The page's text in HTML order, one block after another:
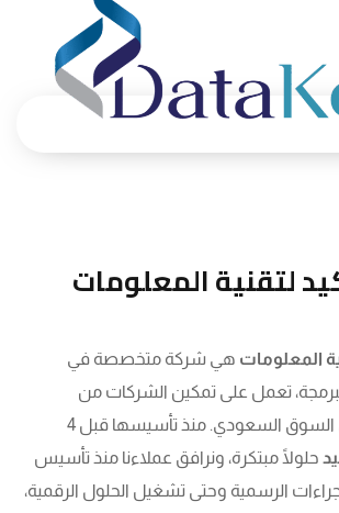
لتقنية المعلومات
المعلومات هي شركة متخصصة في
تعمل على تمكين الشركات من
الانطلاق والنمو في السوق السعودي. منذ تأسيسها قبل 4
حلولًا مبتكرة، ونرافق عملاءنا منذ تأسيس
الرسمية وحتى تشغيل الحلول الرقمية،